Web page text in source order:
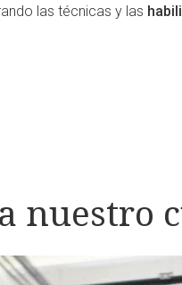
las técnicas y las
nuestro